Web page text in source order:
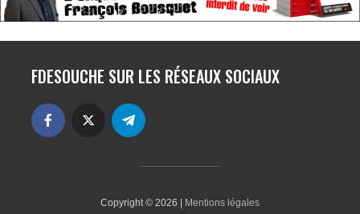
FDESOUCHE SUR LES RÉSEAUX SOCIAUX
Copyright © 2026 | Mentions légales